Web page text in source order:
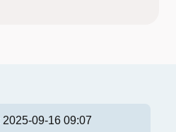
2025-09-16 09:07